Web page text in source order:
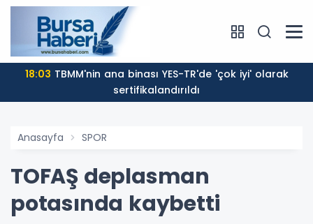
18:03
sertifikalandırıldı
Anasayfa SPOR
TOFAŞ deplasman
potasında kaybetti